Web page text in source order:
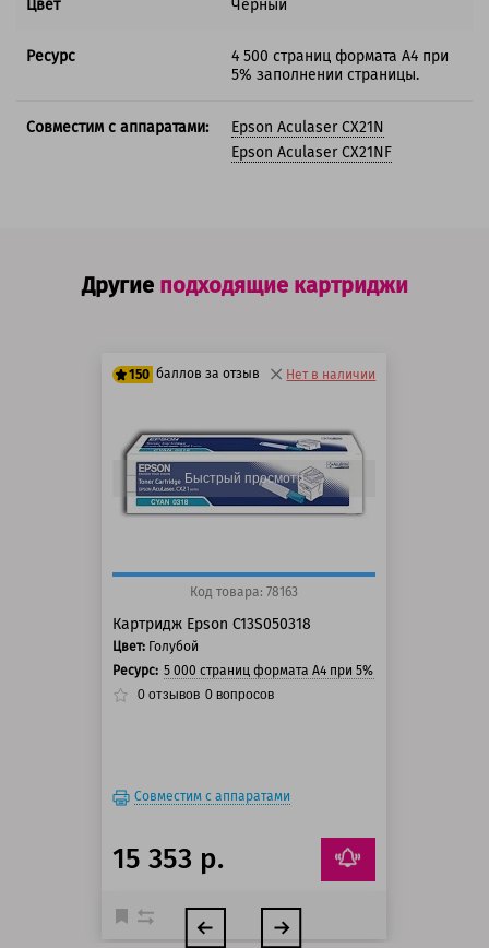
Цвет Черный
Ресурс
4 500 страниц формата А4 при
5% заполнении страницы.
Совместим с аппаратами:
Epson Aculaser CX21N
Epson Aculaser CX21NF
Другие подходящие картриджи
150 баллов за отзыв
125 баллов
150 баллов
Нет в наличии
Быстрый просмотр
Код товара: 78163
Картридж Epson C13S050318
Цвет: Голубой
Ресурс: 5 000 страниц формата А4 при 5% заполнении
0 отзывов 0 вопросов
Совместим с аппаратами
15 353 р.